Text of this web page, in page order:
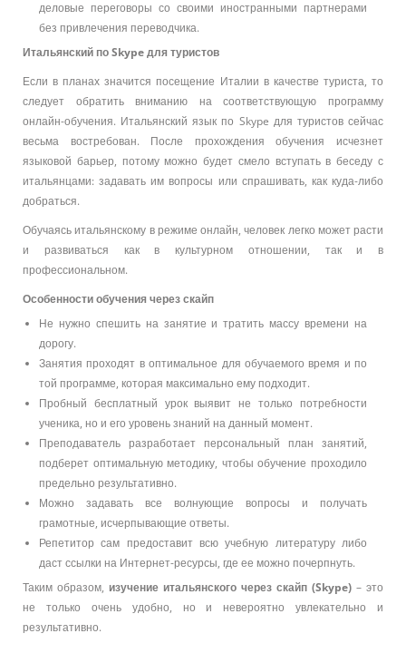
деловые переговоры со своими иностранными партнерами
без привлечения переводчика.
Итальянский по Skype для туристов
Если в планах значится посещение Италии в качестве туриста, то
следует обратить вниманию на соответствующую программу
онлайн-обучения. Итальянский язык по Skype для туристов сейчас
весьма востребован. После прохождения обучения исчезнет
языковой барьер, потому можно будет смело вступать в беседу с
итальянцами: задавать им вопросы или спрашивать, как куда-либо
добраться.
Обучаясь итальянскому в режиме онлайн, человек легко может расти
и развиваться как в культурном отношении, так и в
профессиональном.
Особенности обучения через скайп
Не нужно спешить на занятие и тратить массу времени на
дорогу.
Занятия проходят в оптимальное для обучаемого время и по
той программе, которая максимально ему подходит.
Пробный бесплатный урок выявит не только потребности
ученика, но и его уровень знаний на данный момент.
Преподаватель разработает персональный план занятий,
подберет оптимальную методику, чтобы обучение проходило
предельно результативно.
Можно задавать все волнующие вопросы и получать
грамотные, исчерпывающие ответы.
Репетитор сам предоставит всю учебную литературу либо
даст ссылки на Интернет-ресурсы, где ее можно почерпнуть.
Таким образом, изучение итальянского через скайп (Skype) – это
не только очень удобно, но и невероятно увлекательно и
результативно.